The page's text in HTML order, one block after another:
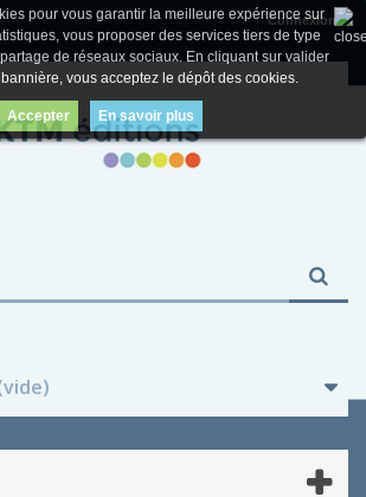
Connexion
pour vous garantir la meilleure expérience sur
vous proposer des services tiers de type
de réseaux sociaux. En cliquant sur valider
vous acceptez le dépôt des cookies.
Accepter En savoir plus